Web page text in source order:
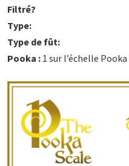
Filtré?
Type:
Type de fût:
Pooka : 1 sur l’échelle Pooka